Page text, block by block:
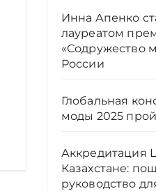
Инна Апенко
лауреатом
«Содружество
России
Глобальная
моды 2025
Аккредитация
Казахстане:
руководство